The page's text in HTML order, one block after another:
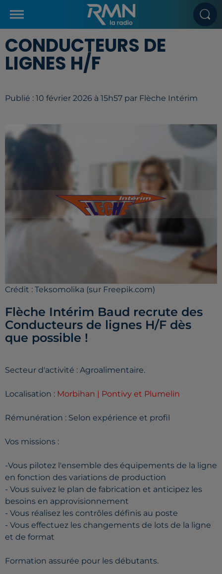
CONDUCTEURS DE
LIGNES H/F
Publié : 10 février 2026 à 15h57 par Flèche Intérim
Crédit : Teksomolika (sur Freepik.com)
Flèche Intérim Baud recrute des
Conducteurs de lignes H/F dès
que possible !
Secteur d'activité : Agroalimentaire.
Localisation : Morbihan | Pontivy et Plumelin
Rémunération : Selon expérience et profil
Vos missions :
-Vous pilotez l'ensemble des équipements de la ligne
en fonction des variations de production
- Vous suivez le plan de fabrication et anticipez les
besoins en approvisionnement
- Vous réalisez les contrôles définis au poste
- Vous effectuez les changements de lots de la ligne
et de format
Formation assurée pour les débutants.